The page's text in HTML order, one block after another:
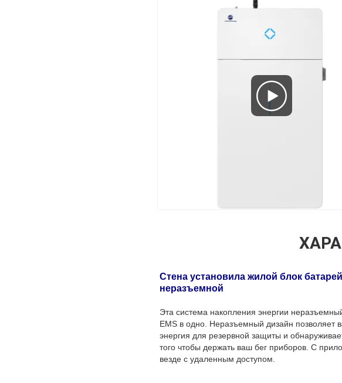
Стена установила жилой блок
неразъемной
Эта система накопления энергии
EMS в одно. Неразъемный дизайн позволяет
энергия для резервной защиты и
того чтобы держать ваш бег приборов. С
везде с удаленным доступом.